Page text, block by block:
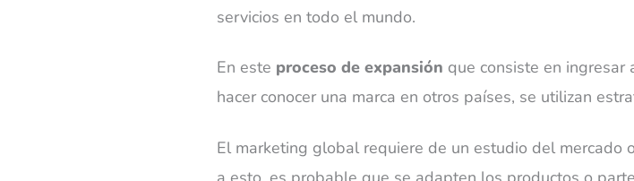
servicios en todo el mundo.
En este proceso de expansión que consiste en ingresar
hacer conocer una marca en otros países, se utilizan
El marketing global requiere de un estudio del mercado